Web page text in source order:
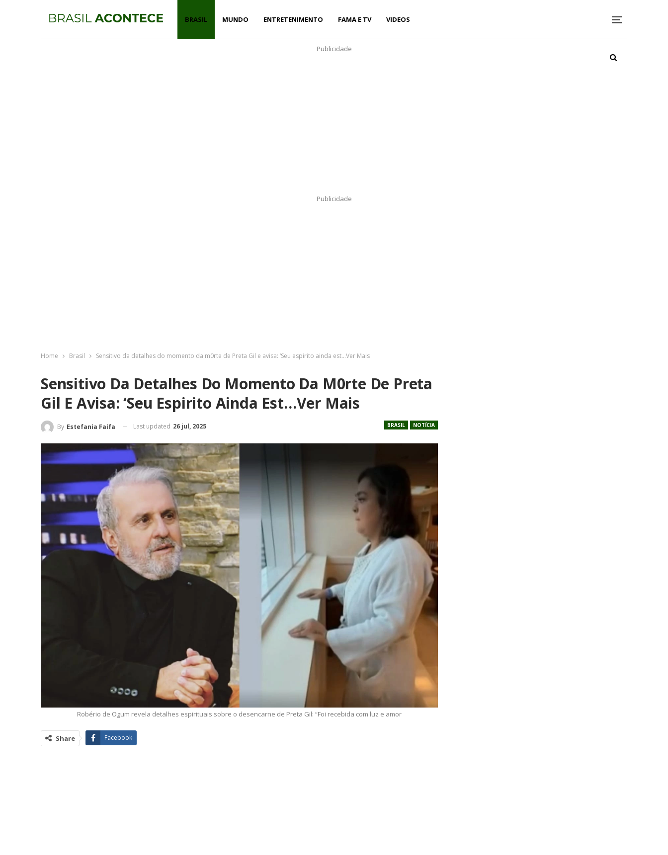
BRASIL MUNDO ENTRETENIMENTO FAMA E TV VIDEOS
Publicidade
Publicidade
Home Brasil Sensitivo da detalhes do momento da m0rte de Preta Gil e avisa: ‘Seu espirito ainda est…Ver Mais
Sensitivo Da Detalhes Do Momento Da M0rte De Preta
Gil E Avisa: ‘Seu Espirito Ainda Est…Ver Mais
BRASIL NOTÍCIA
By Estefania Faifa Last updated 26 jul, 2025
Robério de Ogum revela detalhes espirituais sobre o desencarne de Preta Gil: “Foi recebida com luz e amor
Share Facebook